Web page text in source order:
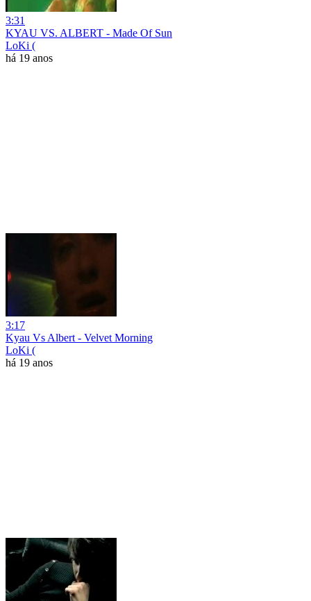
3:31
KYAU VS. ALBERT - Made Of Sun
LoKi (
há 19 anos
3:17
Kyau Vs Albert - Velvet Morning
LoKi (
há 19 anos